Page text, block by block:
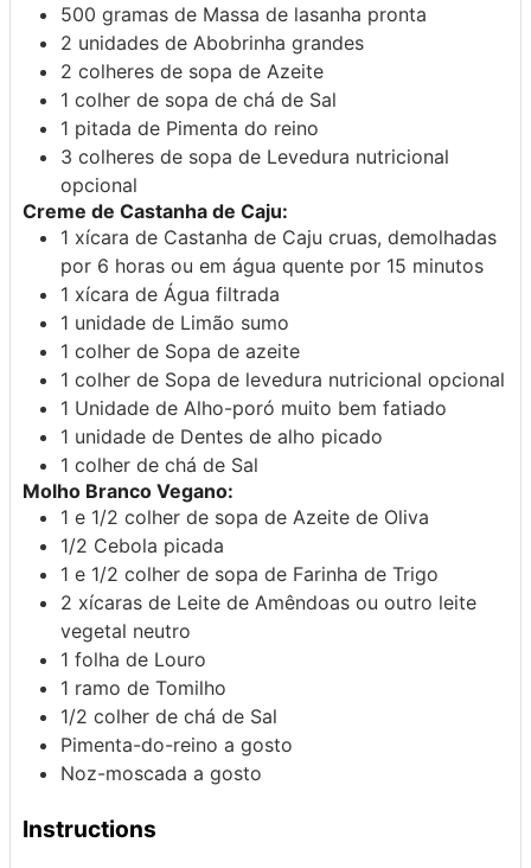
500 gramas de Massa de lasanha pronta
2 unidades de Abobrinha grandes
2 colheres de sopa de Azeite
1 colher de sopa de chá de Sal
1 pitada de Pimenta do reino
3 colheres de sopa de Levedura nutricional
opcional
Creme de Castanha de Caju:
1 xícara de Castanha de Caju cruas, demolhadas
por 6 horas ou em água quente por 15 minutos
1 xícara de Água filtrada
1 unidade de Limão sumo
1 colher de Sopa de azeite
1 colher de Sopa de levedura nutricional opcional
1 Unidade de Alho-poró muito bem fatiado
1 unidade de Dentes de alho picado
1 colher de chá de Sal
Molho Branco Vegano:
1 e 1/2 colher de sopa de Azeite de Oliva
1/2 Cebola picada
1 e 1/2 colher de sopa de Farinha de Trigo
2 xícaras de Leite de Amêndoas ou outro leite
vegetal neutro
1 folha de Louro
1 ramo de Tomilho
1/2 colher de chá de Sal
Pimenta-do-reino a gosto
Noz-moscada a gosto
Instructions